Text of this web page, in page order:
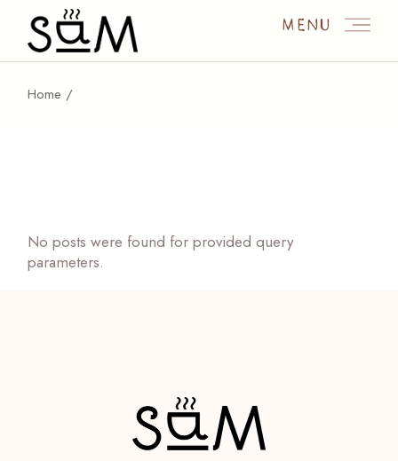
content
MENU
Home
No posts were found for provided query
parameters.